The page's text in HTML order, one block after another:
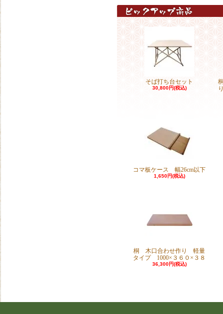
そば打ち台セット
30,800円(税込)
コマ板ケース 幅26cm以下
1,650円(税込)
桐 木口合わせ作り 軽量
タイプ 1000×３６０×３８
36,300円(税込)